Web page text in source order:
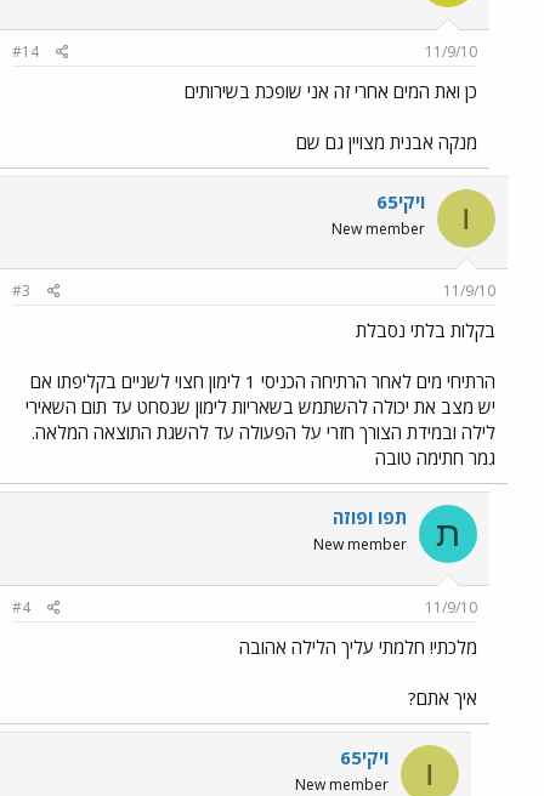
11/9/10
#14
כן ואת המים אחרי זה אני שופכת בשירותים
מנקה אבנית מצויין גם שם
ו ויקי65
New member
11/9/10
#3
בקלות בלתי נסבלת
הרתיחי מים לאחר הרתיחה הכניסי 1 לימון חצוי לשניים בקליפתו אם
יש מצב את יכולה להשתמש בשאריות לימון שנסחט עד תום השאירי
לילה ובמידת הצורך חזרי על הפעולה עד להשגת התוצאה המלאה.
גמר חתימה טובה
ת תפו ופוזה
New member
11/9/10
#4
מלכתי! חלמתי עליך הלילה אהובה
איך אתם?
ו ויקי65
New member